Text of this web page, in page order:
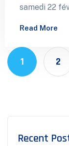
samedi 22
Read More
1 2
Recent